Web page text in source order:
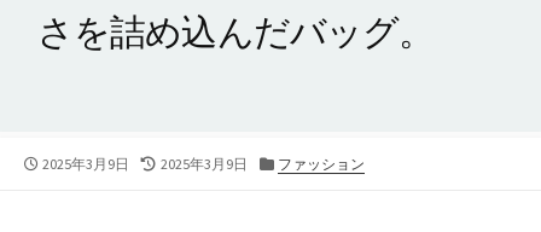
さを詰め込んだバッグ。
公
2025年3月9日
最
2025年3月9日
カ
ファッション